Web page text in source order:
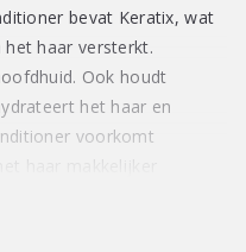
bevat Keratix, wat
haar versterkt.
Ook houdt
het haar en
voorkomt
van SLS, sulfaten en